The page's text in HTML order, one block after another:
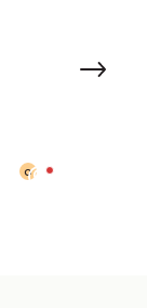
0